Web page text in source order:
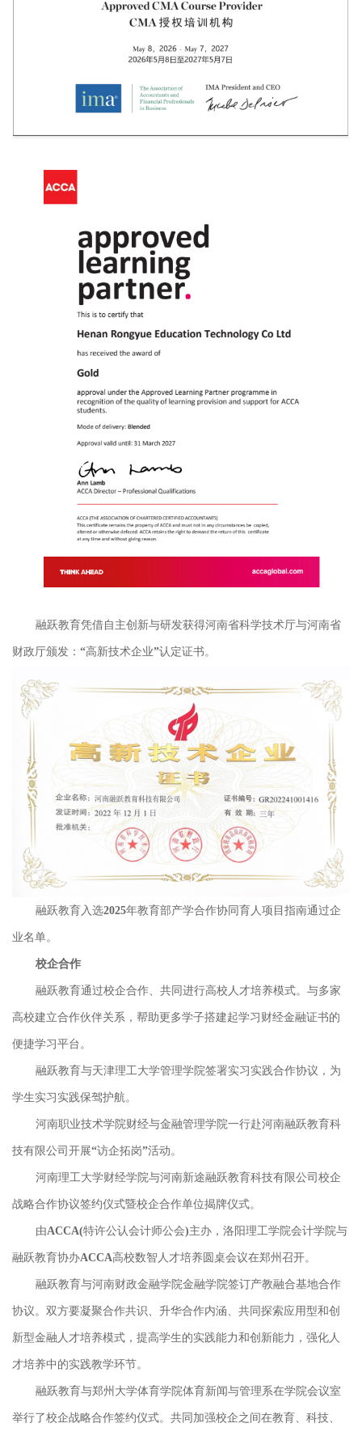
融跃教育凭借自主创新与研发获得河南省科学技术厅与河南省
财政厅颁发：“高新技术企业”认定证书。
融跃教育入选2025年教育部产学合作协同育人项目指南通过企
业名单。
校企合作
融跃教育通过校企合作、共同进行高校人才培养模式。与多家
高校建立合作伙伴关系，帮助更多学子搭建起学习财经金融证书的
便捷学习平台。
融跃教育与天津理工大学管理学院签署实习实践合作协议，为
学生实习实践保驾护航。
河南职业技术学院财经与金融管理学院一行赴河南融跃教育科
技有限公司开展“访企拓岗”活动。
河南理工大学财经学院与河南新途融跃教育科技有限公司校企
战略合作协议签约仪式暨校企合作单位揭牌仪式。
由ACCA(特许公认会计师公会)主办，洛阳理工学院会计学院与
融跃教育协办ACCA高校数智人才培养圆桌会议在郑州召开。
融跃教育与河南财政金融学院金融学院签订产教融合基地合作
协议。双方要凝聚合作共识、升华合作内涵、共同探索应用型和创
新型金融人才培养模式，提高学生的实践能力和创新能力，强化人
才培养中的实践教学环节。
融跃教育与郑州大学体育学院体育新闻与管理系在学院会议室
举行了校企战略合作签约仪式。共同加强校企之间在教育、科技、